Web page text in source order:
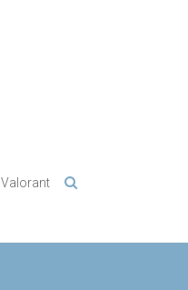
Valorant